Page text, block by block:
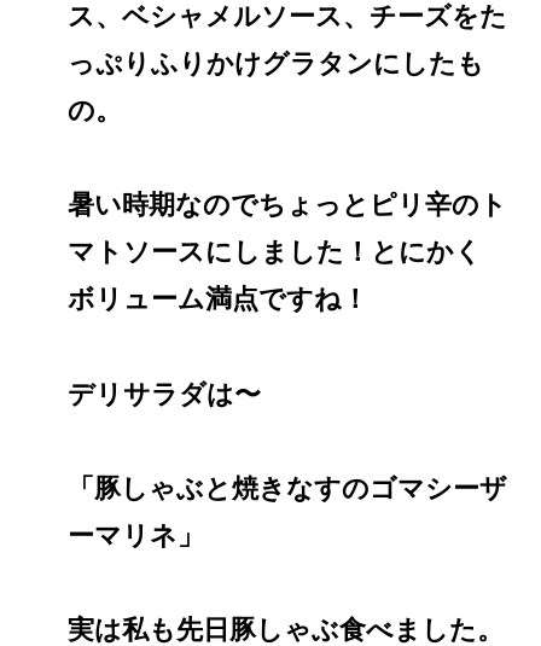
ス、ベシャメルソース、チーズをた
っぷりふりかけグラタンにしたも
の。
暑い時期なのでちょっとピリ辛のト
マトソースにしました！とにかく
ボリューム満点ですね！
デリサラダは〜
「豚しゃぶと焼きなすのゴマシーザ
ーマリネ」
実は私も先日豚しゃぶ食べました。